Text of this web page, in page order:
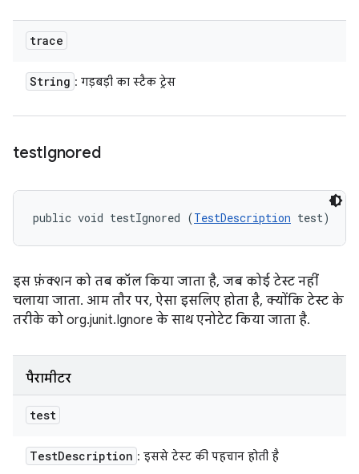
trace
String : गड़बड़ी का स्टैक ट्रेस
testIgnored
public void testIgnored (TestDescription test)
इस फ़ंक्शन को तब कॉल किया जाता है, जब कोई टेस्ट नहीं
चलाया जाता. आम तौर पर, ऐसा इसलिए होता है, क्योंकि टेस्ट के
तरीके को org.junit.Ignore के साथ एनोटेट किया जाता है.
पैरामीटर
test
TestDescription : इससे टेस्ट की पहचान होती है